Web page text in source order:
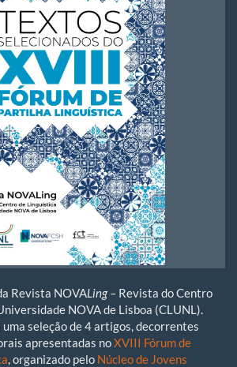
Revista NOVALing– Revista do Centro
NOVA de Lisboa (CLUNL).
seleção de 4 artigos, decorrentes
apresentadas noXVIII Fórum de
, organizado pelo Núcleo de Jovens